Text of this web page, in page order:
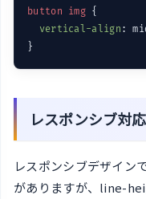
button img {
vertical-align :
レスポンシブ対
レスポンシブデザイン
がありますが、line-